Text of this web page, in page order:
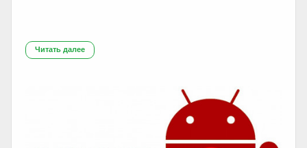
Читать далее